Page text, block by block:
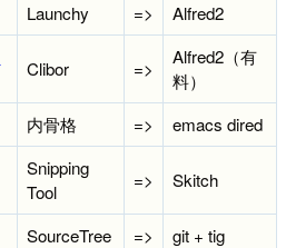
Launchy => Alfred2
Clibor =>
Alfred2（有
料）
内骨格 => emacs dired
Snipping
Tool
=> Skitch
SourceTree => git + tig